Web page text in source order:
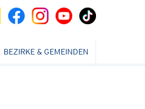
BEZIRKE & GEMEINDEN